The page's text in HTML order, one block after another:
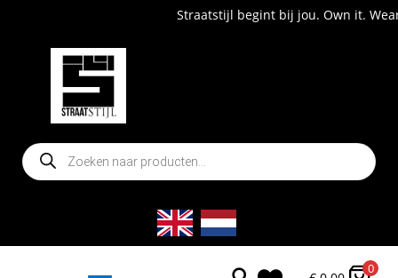
Straatstijl begint bij jou. Own it. Wear it. Shop
Producten
zoeken
0